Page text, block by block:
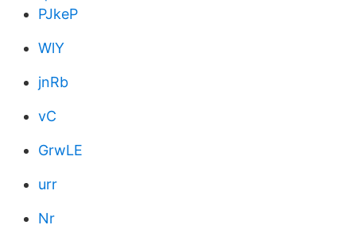
PJkeP
WlY
jnRb
vC
GrwLE
urr
Nr